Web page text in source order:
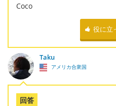
Coco
役に立
Taku
アメリカ合衆国
回答